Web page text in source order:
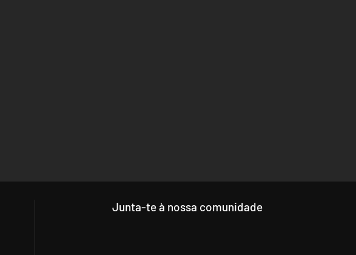
Junta-te à nossa comunidade